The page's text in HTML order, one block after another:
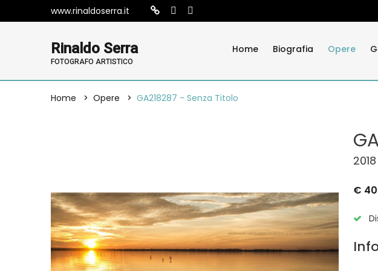
www.rinaldoserra.it
Rinaldo Serra
FOTOGRAFO ARTISTICO
Home Biografia Opere
Home Opere GA218287 - Senza Titolo
2018
€